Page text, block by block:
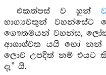
එකත්පස් ව හුන්
භාග්‍යවතුන් වහන්සේට
ගෞතමයන් වහන්ස,
ආශාශ්වත යයි හෝ නන්
ලොව උපදිත් නම් එයට
දැ” යි.